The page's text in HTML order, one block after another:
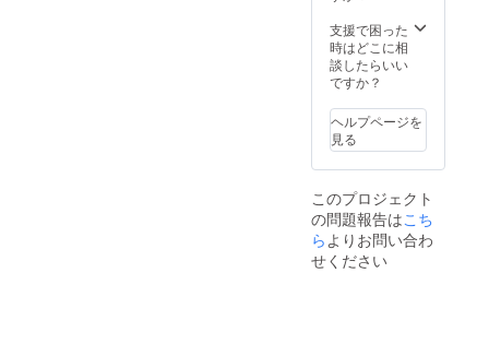
支援で困った
時はどこに相
談したらいい
ですか？
ヘルプページを
見る
このプロジェクト
の問題報告はこち
らよりお問い合わ
せください